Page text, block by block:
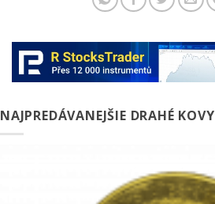
NAJPREDÁVANEJŠIE DRAHÉ KOVY